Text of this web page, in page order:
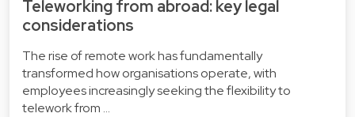
Teleworking from abroad: key legal
considerations
The rise of remote work has fundamentally
transformed how organisations operate, with
employees increasingly seeking the flexibility to
telework from …